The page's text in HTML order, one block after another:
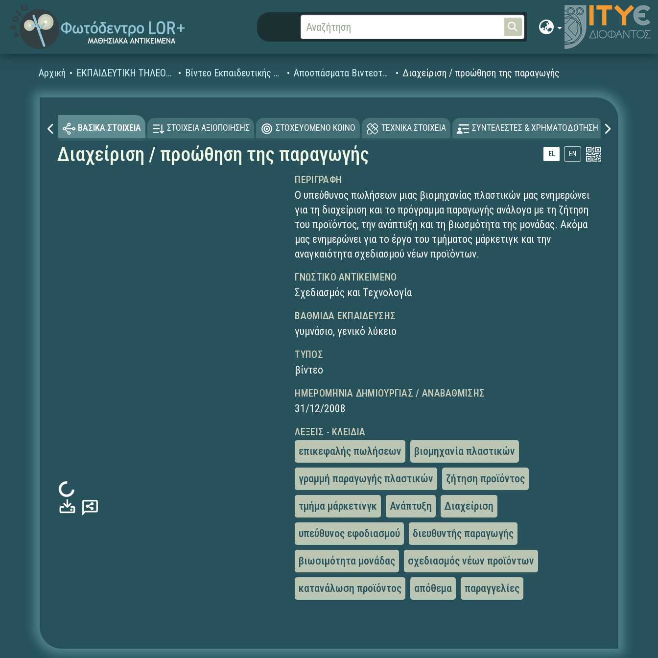
Αρχική ΕΚΠΑΙΔΕΥΤΙΚΗ ΤΗΛΕΟΡΑΣΗ (Ταινίες και βίντεο) Βίντεο Εκπαιδευτικής Τηλεόρασης Αποσπάσματα Βιντεοταινιών (1995-2008) Διαχείριση / προώθηση της παραγωγής
ΒΑΣΙΚΑ ΣΤΟΙΧΕΙΑ ΣΤΟΙΧΕΙΑ ΑΞΙΟΠΟΙΗΣΗΣ ΣΤΟΧΕΥΟΜΕΝΟ ΚΟΙΝΟ ΤΕΧΝΙΚΑ ΣΤΟΙΧΕΙΑ ΣΥΝΤΕΛΕΣΤΕΣ & ΧΡΗΜΑΤΟΔΟΤΗΣΗ
Διαχείριση / προώθηση της παραγωγής EL EN
Φόρτωση...
ΠΕΡΙΓΡΑΦΉ
O υπεύθυνος πωλήσεων μιας βιομηχανίας πλαστικών μας ενημερώνει
για τη διαχείριση και το πρόγραμμα παραγωγής ανάλογα με τη ζήτηση
του προϊόντος, την ανάπτυξη και τη βιωσμότητα της μονάδας. Ακόμα
μας ενημερώνει για το έργο του τμήματος μάρκετιγκ και την
αναγκαιότητα σχεδιασμού νέων προϊόντων.
ΓΝΩΣΤΙΚΌ ΑΝΤΙΚΕΊΜΕΝΟ
Σχεδιασμός και Τεχνολογία
ΒΑΘΜΊΔΑ ΕΚΠΑΊΔΕΥΣΗΣ
γυμνάσιο,γενικό λύκειο
ΤΎΠΟΣ
βίντεο
ΗΜΕΡΟΜΗΝΊΑ ΔΗΜΙΟΥΡΓΊΑΣ / ΑΝΑΒΆΘΜΙΣΗΣ
31/12/2008
ΛΈΞΕΙΣ - ΚΛΕΙΔΙΆ
επικεφαλής πωλήσεων βιομηχανία πλαστικών
γραμμή παραγωγής πλαστικών ζήτηση προϊόντος
τμήμα μάρκετινγκ Ανάπτυξη Διαχείριση
υπεύθυνος εφοδιασμού διευθυντής παραγωγής
βιωσιμότητα μονάδας σχεδιασμός νέων προϊόντων
κατανάλωση προϊόντος απόθεμα παραγγελίες